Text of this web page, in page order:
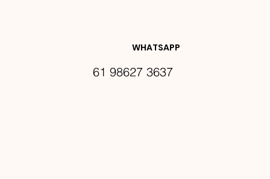
DES E
WHATSAPP
61 98627 3637